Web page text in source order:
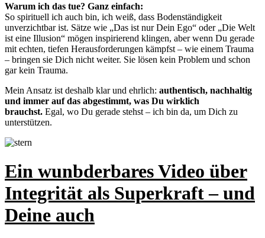
Warum ich das tue? Ganz einfach:
So spirituell ich auch bin, ich weiß, dass Bodenständigkeit
unverzichtbar ist. Sätze wie „Das ist nur Dein Ego“ oder „Die Welt
ist eine Illusion“ mögen inspirierend klingen, aber wenn Du gerade
mit echten, tiefen Herausforderungen kämpfst – wie einem Trauma
– bringen sie Dich nicht weiter. Sie lösen kein Problem und schon
gar kein Trauma.
Mein Ansatz ist deshalb klar und ehrlich: authentisch, nachhaltig
und immer auf das abgestimmt, was Du wirklich
brauchst. Egal, wo Du gerade stehst – ich bin da, um Dich zu
unterstützen.
Ein wunbderbares Video über
Integrität als Superkraft – und
Deine auch